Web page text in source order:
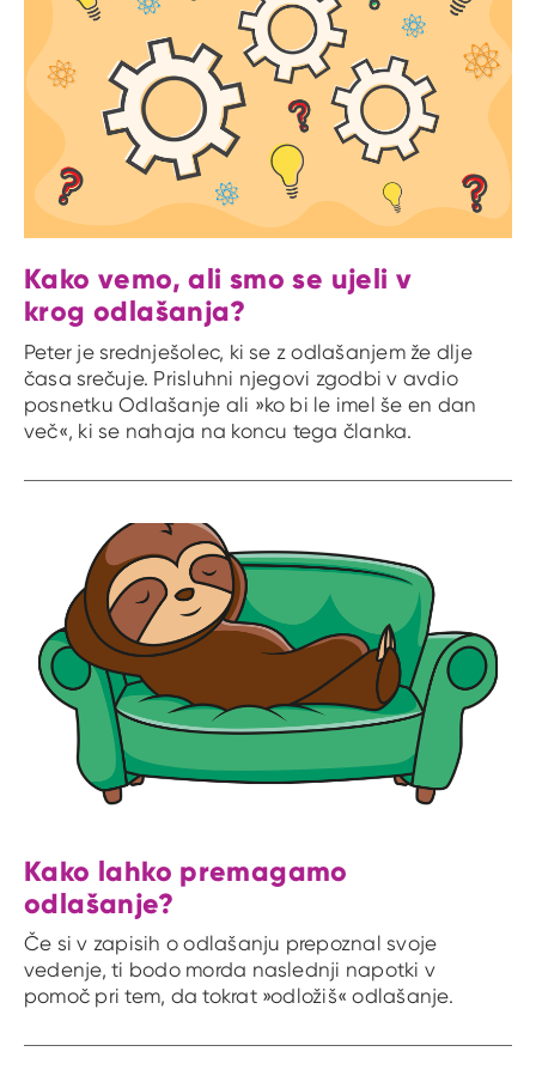
Kako vemo, ali smo se ujeli v
krog odlašanja?
Peter je srednješolec, ki se z odlašanjem že dlje
časa srečuje. Prisluhni njegovi zgodbi v avdio
posnetku Odlašanje ali »ko bi le imel še en dan
več«, ki se nahaja na koncu tega članka.
Kako lahko premagamo
odlašanje?
Če si v zapisih o odlašanju prepoznal svoje
vedenje, ti bodo morda naslednji napotki v
pomoč pri tem, da tokrat »odložiš« odlašanje.